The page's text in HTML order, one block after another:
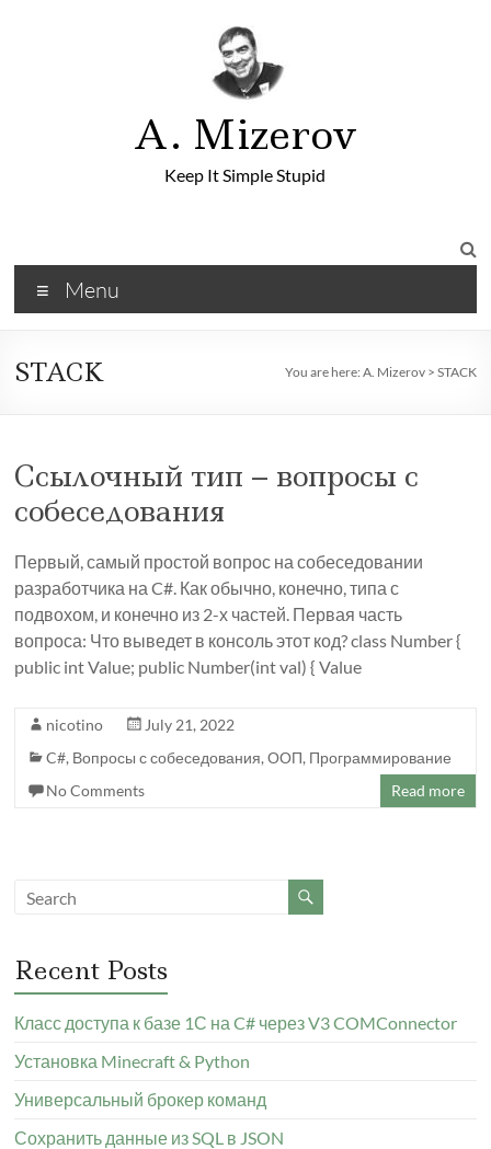
A. Mizerov
Keep It Simple Stupid
Menu
STACK You are here: A. Mizerov> STACK
Ссылочный тип – вопросы с
собеседования
Первый, самый простой вопрос на собеседовании
разработчика на C#. Как обычно, конечно, типа с
подвохом, и конечно из 2-х частей. Первая часть
вопроса: Что выведет в консоль этот код? class Number {
public int Value; public Number(int val) { Value
nicotino
July 21, 2022
C#, Вопросы с собеседования,ООП, Программирование
No Comments
Read more
Recent Posts
Класс доступа к базе 1С на C# через V3 COMConnector
Установка Minecraft & Python
Универсальный брокер команд
Сохранить данные из SQL в JSON